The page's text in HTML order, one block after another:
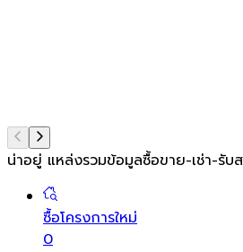
น่าอยู่ แหล่งรวมข้อมูลซื้อขาย-เช่า-รับ
ซื้อโครงการใหม่
0